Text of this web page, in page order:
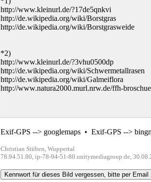
http://www.kleinurl.de/?17de5qnkvi
http://de.wikipedia.org/wiki/Borstgras
http://de.wikipedia.org/wiki/Borstgrasweide
*2)
http://www.kleinurl.de/?3vhu0500dp
http://de.wikipedia.org/wiki/Schwermetallrasen
http://de.wikipedia.org/wiki/Galmeiflora
http://www.natura2000.murl.nrw.de/ffh-
Exif-GPS --> googlemaps • Exif-GPS -->
Christian Stüben, Wuppertal
78.94.51.80, ip-78-94-51-80.unitymediagroup.de,